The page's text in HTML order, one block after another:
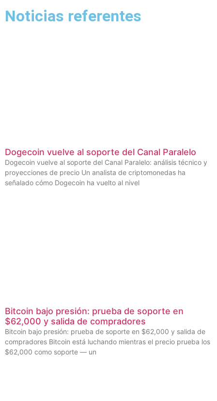
Noticias referentes
Dogecoin vuelve al soporte del Canal Paralelo
Dogecoin vuelve al soporte del Canal Paralelo: análisis técnico y
proyecciones de precio Un analista de criptomonedas ha
señalado cómo Dogecoin ha vuelto al nivel
Bitcoin bajo presión: prueba de soporte en
$62,000 y salida de compradores
Bitcoin bajo presión: prueba de soporte en $62,000 y salida de
compradores Bitcoin está luchando mientras el precio prueba los
$62,000 como soporte — un